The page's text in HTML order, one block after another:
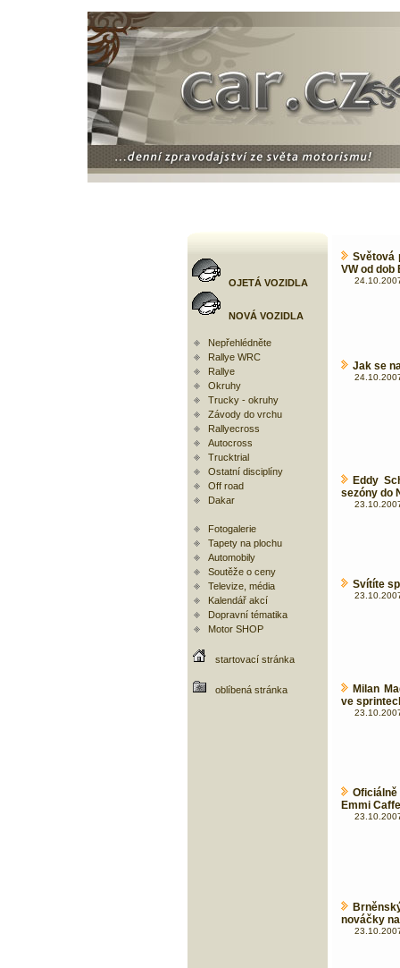
OJETÁ VOZIDLA
NOVÁ VOZIDLA
Nepřehlédněte
Rallye WRC
Rallye
Okruhy
Trucky - okruhy
Závody do vrchu
Rallyecross
Autocross
Trucktrial
Ostatní disciplíny
Off road
Dakar
Fotogalerie
Tapety na plochu
Automobily
Soutěže o ceny
Televize, média
Kalendář akcí
Dopravní tématika
Motor SHOP
startovací stránka
oblíbená stránka
Světová
VW od dob
Jak se
Eddy
sezóny do
Svítíte
Milan
ve
Emmi
nováčky